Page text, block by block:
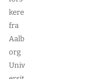
kere
fra
Aalb
org
Univ